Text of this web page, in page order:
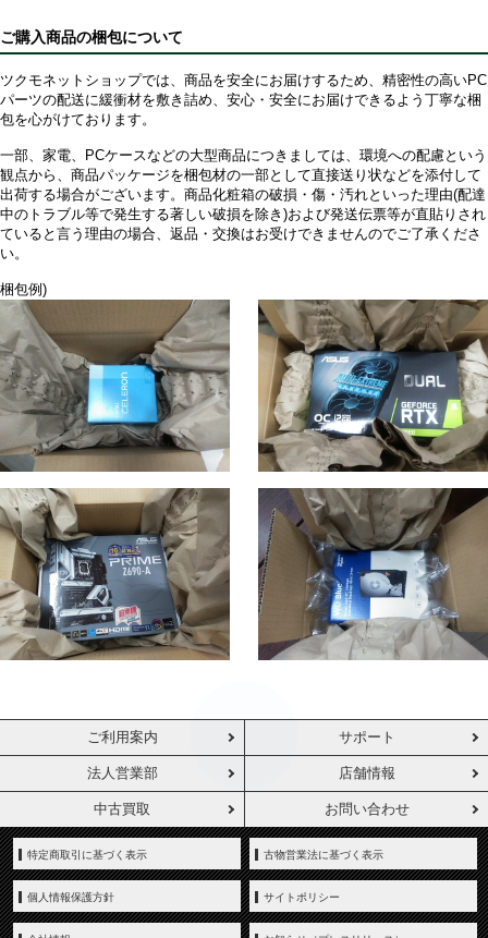
ご購入商品の梱包について
ツクモネットショップでは、商品を安全にお届けするため、精密性の高いPC
パーツの配送に緩衝材を敷き詰め、安心・安全にお届けできるよう丁寧な梱
包を心がけております。
一部、家電、PCケースなどの大型商品につきましては、環境への配慮という
観点から、商品パッケージを梱包材の一部として直接送り状などを添付して
出荷する場合がございます。商品化粧箱の破損・傷・汚れといった理由(配達
中のトラブル等で発生する著しい破損を除き)および発送伝票等が直貼りされ
ていると言う理由の場合、返品・交換はお受けできませんのでご了承くださ
い。
梱包例)
ご利用案内 サポート
法人営業部 店舗情報
中古買取 お問い合わせ
特定商取引に基づく表示 古物営業法に基づく表示
個人情報保護方針 サイトポリシー